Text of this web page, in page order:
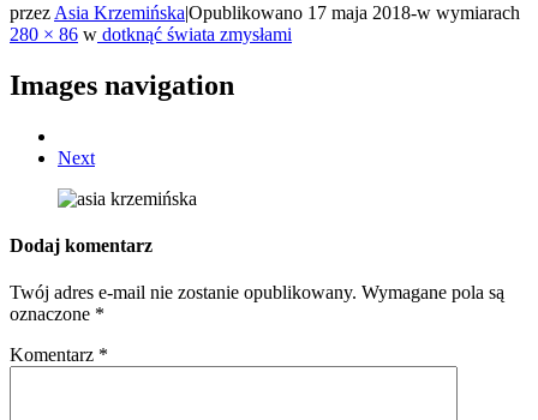
przez Asia Krzemińska|Opublikowano 17 maja 2018-w wymiarach
280 × 86 w dotknąć świata zmysłami
Images navigation
Next
Dodaj komentarz
Twój adres e-mail nie zostanie opublikowany. Wymagane pola są
oznaczone *
Komentarz *